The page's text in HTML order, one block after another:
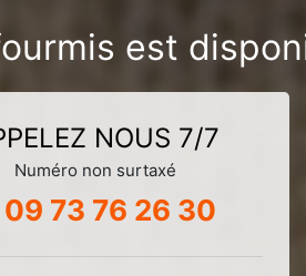
est
NOUS 7/7
Numéro non surtaxé
73 76 26 30